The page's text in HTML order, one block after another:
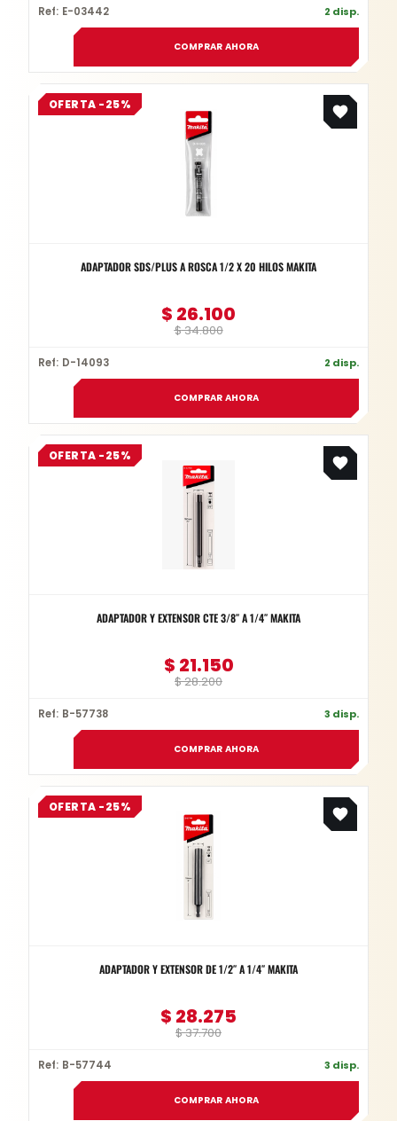
Ref: E-03442 2 disp.
COMPRAR AHORA
OFERTA -25%
ADAPTADOR SDS/PLUS A ROSCA 1/2 X 20 HILOS MAKITA
$34.800
was:
$ 34.800.
$ 26.100
is:
$ 26.100.
Ref: D-14093 2 disp.
COMPRAR AHORA
OFERTA -25%
ADAPTADOR Y EXTENSOR CTE 3/8″ A 1/4″ MAKITA
$28.200
was:
$ 28.200.
$ 21.150
is:
$ 21.150.
Ref: B-57738 3 disp.
COMPRAR AHORA
OFERTA -25%
ADAPTADOR Y EXTENSOR DE 1/2″ A 1/4″ MAKITA
$37.700
was:
$ 37.700.
$ 28.275
is:
$ 28.275.
Ref: B-57744 3 disp.
COMPRAR AHORA